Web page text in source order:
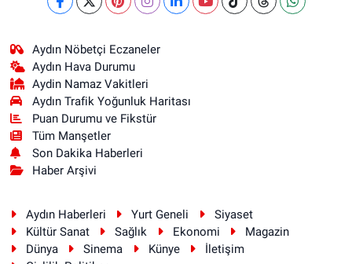
Aydın Nöbetçi Eczaneler
Aydın Hava Durumu
Aydin Namaz Vakitleri
Aydın Trafik Yoğunluk Haritası
Puan Durumu ve Fikstür
Tüm Manşetler
Son Dakika Haberleri
Haber Arşivi
Aydın Haberleri Yurt Geneli
Siyaset
Kültür Sanat
Sağlık Ekonomi
Magazin
Dünya
Sinema Künye
İletişim